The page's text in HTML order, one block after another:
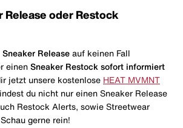
Release oder Restock
Sneaker Release auf keinen Fall
einen Sneaker Restock sofort informiert
jetzt unsere kostenlose HEAT MVMNT
du nicht nur einen Sneaker Release
Restock Alerts, sowie Streetwear
gerne rein!